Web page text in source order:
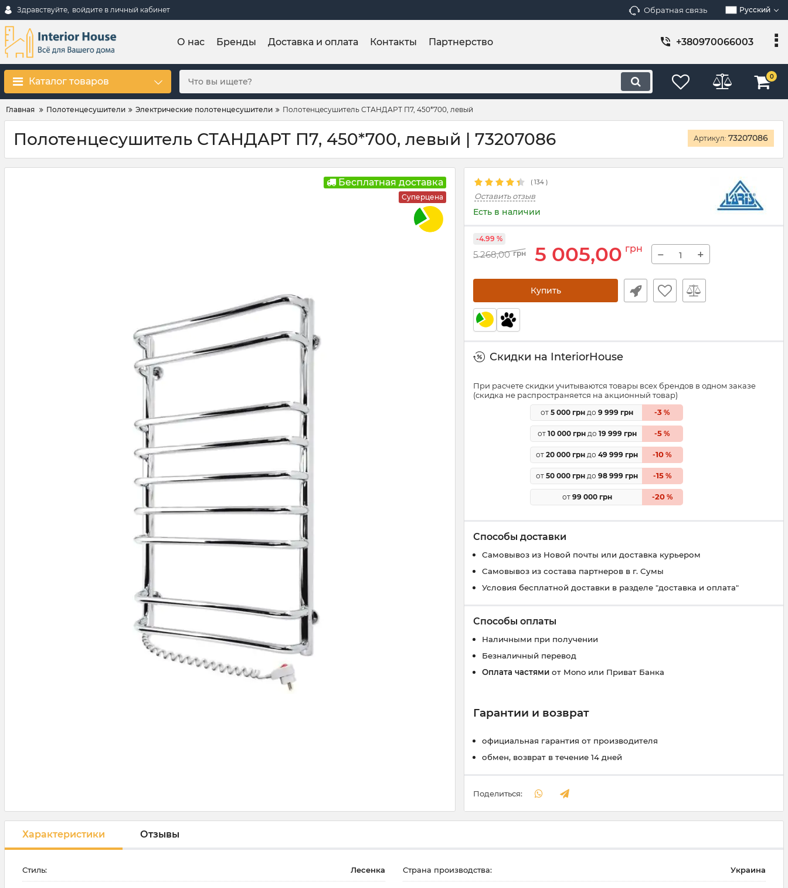
Здравствуйте, войдите в личный кабинет Обратная связь Русский
О нас Бренды Доставка и оплата Контакты Партнерство +380970066003
Каталог товаров 0
Главная Полотенцесушители Электрические полотенцесушители Полотенцесушитель СТАНДАРТ П7, 450*700, левый
Полотенцесушитель СТАНДАРТ П7, 450*700, левый | 73207086 Артикул: 73207086
Бесплатная доставка
Суперцена
( 134 )
Оставить отзыв
Есть в наличии
5 268,00 грн 5 005,00 грн
-4.99 %
− +
Купить
Скидки на InteriorHouse
При расчете скидки учитываются товары всех брендов в одном заказе
(скидка не распространяется на акционный товар)
от 5 000 грн до 9 999 грн -3 %
от 10 000 грндо 19 999 грн -5 %
от 20 000 грн до 49 999 грн -10 %
от 50 000 грн до 98 999 грн -15%
от 99 000 грн -20%
Способы доставки
Самовывоз из Новой почты или доставка курьером
Самовывоз из состава партнеров в г. Сумы
Условия бесплатной доставки в разделе "доставка и оплата"
Способы оплаты
Наличными при получении
Безналичный перевод
Оплата частями от Mono или Приват Банка
Гарантии и возврат
официальная гарантия от производителя
обмен, возврат в течение 14 дней
Поделиться:
Характеристики Отзывы
Стиль: Лесенка Страна производства: Украина